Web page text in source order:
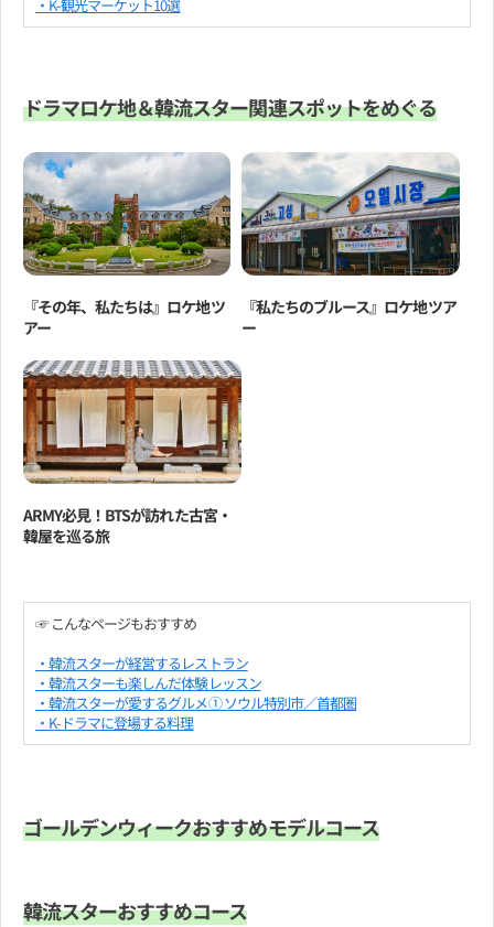
・K-観光マーケット10選
ドラマロケ地＆韓流スター関連スポットをめぐる
『その年、私たちは』ロケ地ツ
アー
『私たちのブルース』ロケ地ツア
ー
ARMY必見！BTSが訪れた古宮・
韓屋を巡る旅
☞ こんなページもおすすめ
・韓流スターが経営するレストラン
・韓流スターも楽しんだ体験レッスン
・韓流スターが愛するグルメ① ソウル特別市／首都圏
・K-ドラマに登場する料理
ゴールデンウィークおすすめモデルコース
韓流スターおすすめコース